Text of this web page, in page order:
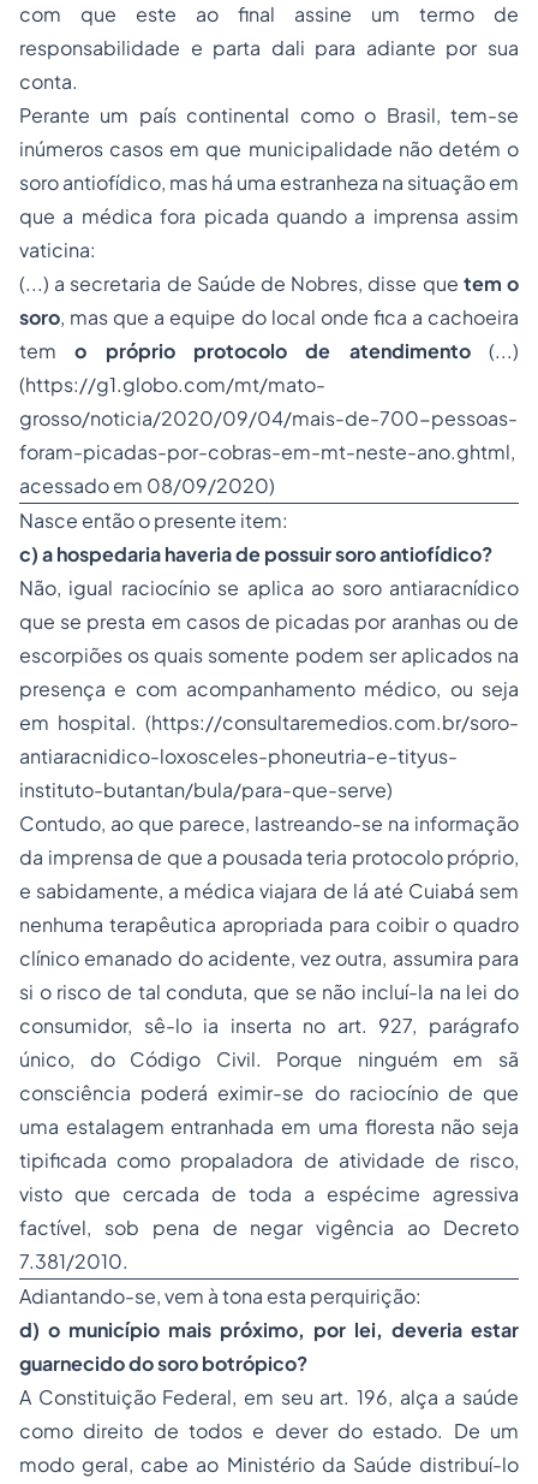
com que este ao final assine um termo de
responsabilidade e parta dali para adiante por sua
conta.
Perante um país continental como o Brasil, tem-se
inúmeros casos em que municipalidade não detém o
soro antiofídico, mas há uma estranheza na situação em
que a médica fora picada quando a imprensa assim
vaticina:
(...) a secretaria de Saúde de Nobres, disse que tem o
soro, mas que a equipe do local onde fica a cachoeira
temo próprio protocolo de atendimento(...)
(https://g1.globo.com/mt/mato-
grosso/noticia/2020/09/04/mais-de-700-pessoas-
foram-picadas-por-cobras-em-mt-neste-ano.ghtml,
acessado em 08/09/2020)
Nasce então o presente item:
c) a hospedaria haveria de possuir soro antiofídico?
Não, igual raciocínio se aplica ao soro antiaracnídico
que se presta em casos de picadas por aranhas ou de
escorpiões os quais somente podem ser aplicados na
presença e com acompanhamento médico, ou seja
em hospital. (https://consultaremedios.com.br/soro-
antiaracnidico-loxosceles-phoneutria-e-tityus-
instituto-butantan/bula/para-que-serve)
Contudo, ao que parece, lastreando-se na informação
da imprensa de que a pousada teria protocolo próprio,
e sabidamente, a médica viajara de lá até Cuiabá sem
nenhuma terapêutica apropriada para coibir o quadro
clínico emanado do acidente, vez outra, assumira para
si o risco de tal conduta, que se não incluí-la na lei do
consumidor, sê-lo ia inserta no art. 927, parágrafo
único, do Código Civil. Porque ninguém em sã
consciência poderá eximir-se do raciocínio de que
uma estalagem entranhada em uma floresta não seja
tipificada como propaladora de atividade de risco,
visto que cercada de toda a espécime agressiva
factível, sob pena de negar vigência ao Decreto
7.381/2010.
Adiantando-se, vem à tona esta perquirição:
d) o município mais próximo, por lei, deveria estar
guarnecido do soro botrópico?
A Constituição Federal, em seu art. 196, alça a saúde
como direito de todos e dever do estado. De um
modo geral, cabe ao Ministério da Saúde distribuí-lo